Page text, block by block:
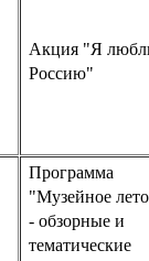
Акция "Я
Россию"
Программа
"Музейное
- обзорные и
тематические